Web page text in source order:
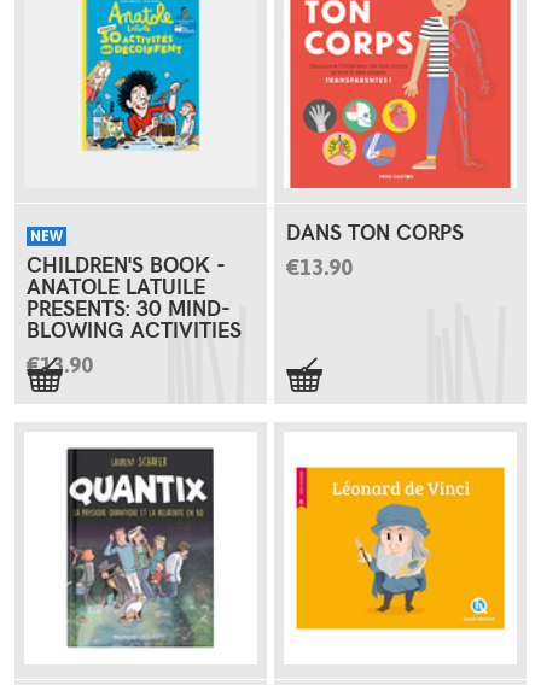
NEW
CHILDREN'S BOOK -
ANATOLE LATUILE
PRESENTS: 30 MIND-
BLOWING ACTIVITIES
€13.90
DANS TON CORPS
€13.90